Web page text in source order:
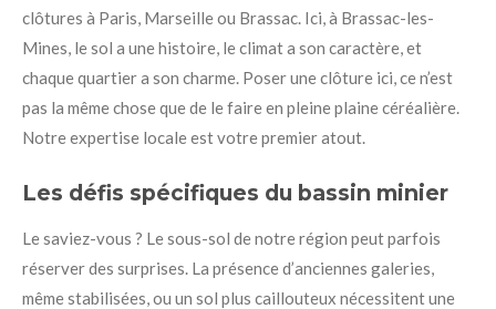
clôtures à Paris, Marseille ou Brassac. Ici, à Brassac-les-
Mines, le sol a une histoire, le climat a son caractère, et
chaque quartier a son charme. Poser une clôture ici, ce n’est
pas la même chose que de le faire en pleine plaine céréalière.
Notre expertise locale est votre premier atout.
Les défis spécifiques du bassin minier
Le saviez-vous ? Le sous-sol de notre région peut parfois
réserver des surprises. La présence d’anciennes galeries,
même stabilisées, ou un sol plus caillouteux nécessitent une